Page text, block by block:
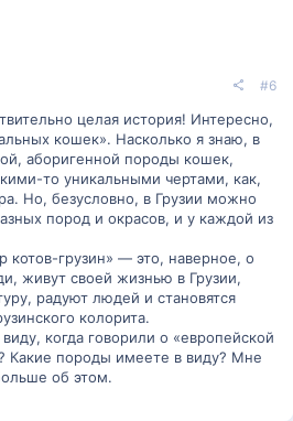
породы ориентальных кошек
20 века. Баронесса Эдит фон
Благодаря их колоссальному
грузин".
"Коты-
так
тем, что почти каждое свое действие
#6
целая история! Интересно,
кошек». Насколько я знаю, в
аборигенной породы кошек,
то уникальными чертами, как,
Но, безусловно, в Грузии можно
пород и окрасов, и у каждой из
котов-грузин» — это, наверное, о
живут своей жизнью в Грузии,
радуют людей и становятся
колорита.
когда говорили о «европейской
Какие породы имеете в виду? Мне
об этом.